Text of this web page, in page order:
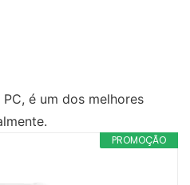
é um dos melhores
PROMOÇÃO